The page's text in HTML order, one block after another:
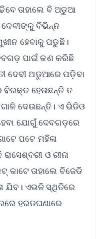
ତାହାଲେ ବି ଅଡୁଆ
ବିଭିନ୍ନ
ହେବାକୁ ପଡୁଛି।
ପାଇଁ କଣ କରିଛି
ଦେବୀ ଅଡୁଆରେ ପଡ଼ିବା
ହେଉଛନ୍ତି ତ
ଦେଉଛନ୍ତି। ଏ ଭିଡିଓ
ଯୋଗୁଁ ଦେବଗଡ଼ରେ
ପଟେ ମହିଳା
ଓ ରୀନା
ତାହାଲେ ବିଜେଡି
ଯିବ। ଏଭଳି ସ୍ଥିତିରେ
ହରଡଘଣାରେ